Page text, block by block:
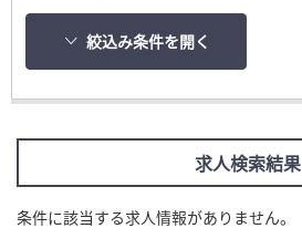
絞込み条件を開く
求人検索結果
条件に該当する求人情報がありません。